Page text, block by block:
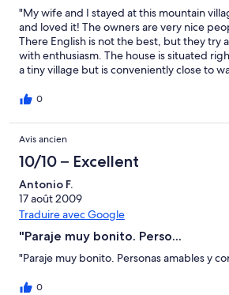
"My wife and I stayed at this mountain
and loved it! The owners are very nice
There English is not the best, but they try
with enthusiasm. The house is situated
a tiny village but is conveniently close to
quite a lot and this was a really good find,
0
Avis ancien
10/10 – Excellent
Antonio F.
17 août 2009
Traduire avec Google
"Paraje muy bonito. Perso...
"Paraje muy bonito. Personas amables y
0